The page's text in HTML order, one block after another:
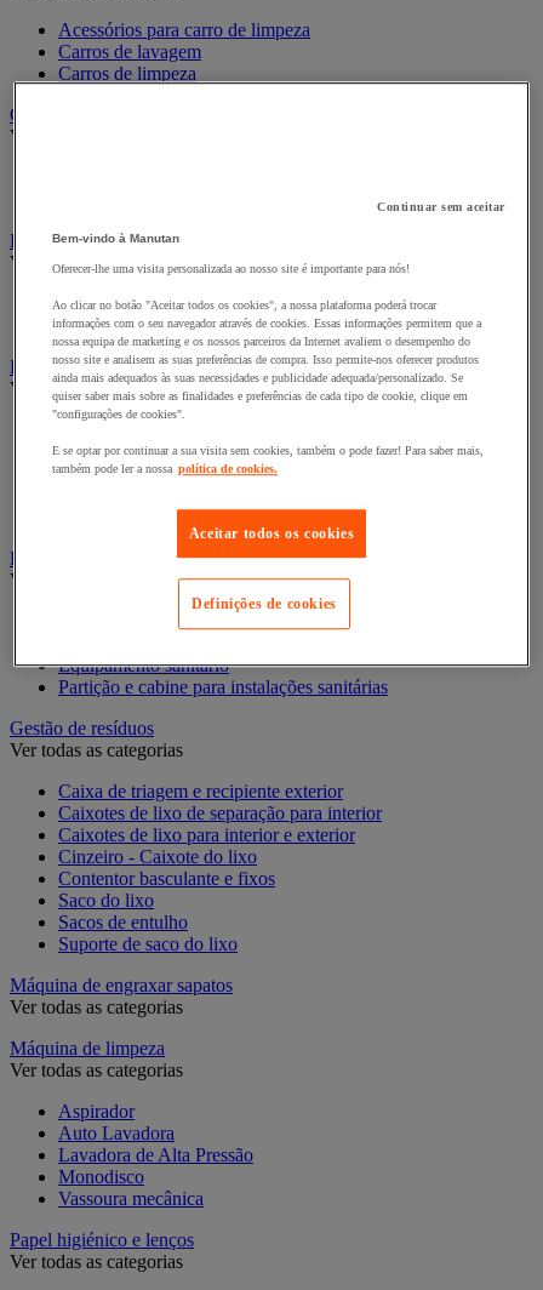
Acessórios para carro de limpeza
Carros de lavagem
Carros de limpeza
Carro para roupa e armário para roupa
Ver todas as categorias
Dispositivo e Produto Inseticida
Ver todas as categorias
Inseticida para insetos voadores
Lâmpada Anti Mosquito Uv
Equipamento de limpeza e manutenção
Ver todas as categorias
Cabo e raspador para vidros
Esponja, pano e pincel
Vassoura, pá e cabo
Equipamento para casa de banho e duche
Ver todas as categorias
Equipamento sanitário
Partição e cabine para instalações sanitárias
Gestão de resíduos
Ver todas as categorias
Caixa de triagem e recipiente exterior
Caixotes de lixo de separação para interior
Caixotes de lixo para interior e exterior
Cinzeiro - Caixote do lixo
Contentor basculante e fixos
Saco do lixo
Sacos de entulho
Suporte de saco do lixo
Máquina de engraxar sapatos
Ver todas as categorias
Máquina de limpeza
Ver todas as categorias
Aspirador
Auto Lavadora
Lavadora de Alta Pressão
Monodisco
Vassoura mecânica
Papel higiénico e lenços
Ver todas as categorias
Continuar sem aceitar
Bem-vindo à Manutan
Oferecer-lhe uma visita personalizada ao nosso site é importante para nós!
Ao clicar no botão "Aceitar todos os cookies", a nossa plataforma poderá trocar
informações com o seu navegador através de cookies. Essas informações permitem que a
nossa equipa de marketing e os nossos parceiros da Internet avaliem o desempenho do
nosso site e analisem as suas preferências de compra. Isso permite-nos oferecer produtos
ainda mais adequados às suas necessidades e publicidade adequada/personalizado. Se
quiser saber mais sobre as finalidades e preferências de cada tipo de cookie, clique em
"configurações de cookies".
E se optar por continuar a sua visita sem cookies, também o pode fazer! Para saber mais,
também pode ler a nossa política de cookies.
Aceitar todos os cookies
Definições de cookies